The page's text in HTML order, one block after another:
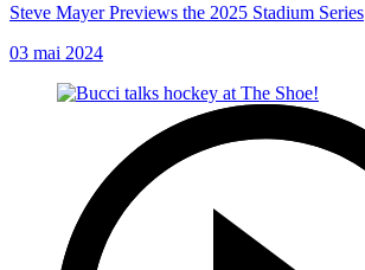
Steve Mayer Previews the 2025 Stadium Series
03 mai 2024